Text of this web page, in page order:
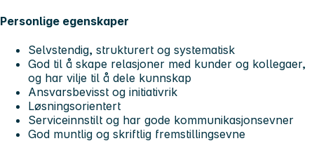
Personlige egenskaper
Selvstendig, strukturert og systematisk
God til å skape relasjoner med kunder og kollegaer,
og har vilje til å dele kunnskap
Ansvarsbevisst og initiativrik
Løsningsorientert
Serviceinnstilt og har gode kommunikasjonsevner
God muntlig og skriftlig fremstillingsevne